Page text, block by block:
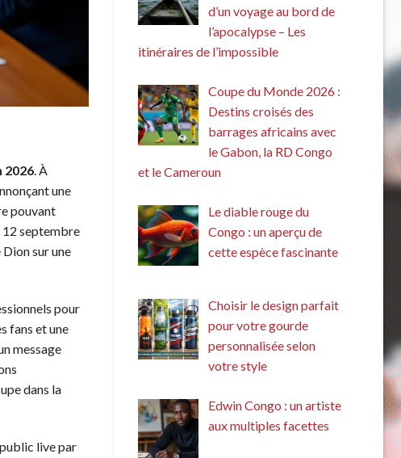
2026. À
une
pouvant
12 septembre
sur une
pour
fans et une
message
dans la
live par
d’un voyage au bord de
l’apocalypse – Les
itinéraires de l’impossible
Coupe du Monde 2026 :
Destins croisés des
barrages africains avec
le Gabon, la RD Congo
et le Cameroun
Le diable rouge du
Congo : un aperçu de
cette espèce fascinante
Choisir le design parfait
pour votre gourde
personnalisée selon
votre style
Edwin Congo : un artiste
aux multiples facettes